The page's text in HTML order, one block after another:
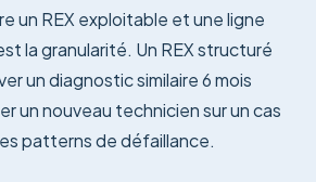
un REX exploitable et une ligne
la granularité. Un REX structuré
un diagnostic similaire 6 mois
un nouveau technicien sur un cas
patterns de défaillance.